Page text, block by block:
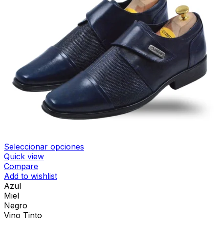
Seleccionar opciones
Quick view
Compare
Add to wishlist
Azul
Miel
Negro
Vino Tinto